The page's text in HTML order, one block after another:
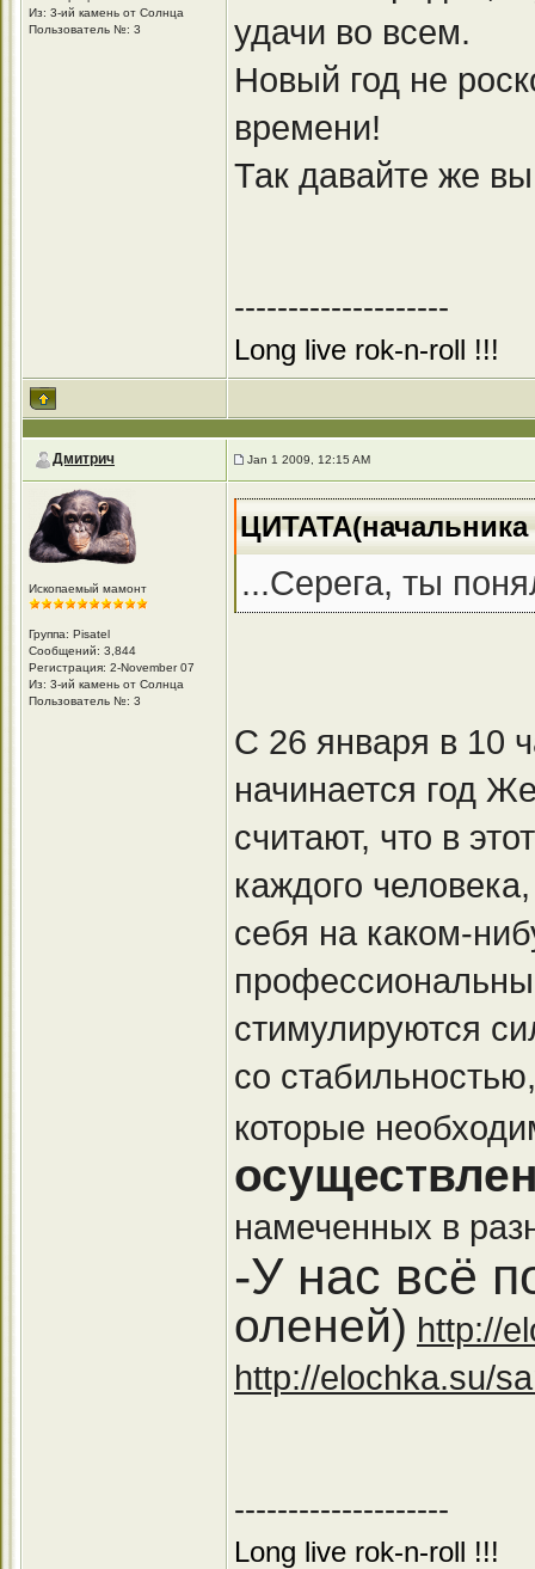
Из: 3-ий камень от Солнца
Пользователь №: 3
удачи во всем.
Новый год не
времени!
Так давайте же
--------------------
Long live rok-n-roll !!!
Дмитрич Jan 1 2009, 12:15 AM
Ископаемый мамонт
Группа: Pisatel
Сообщений: 3,844
Регистрация: 2-November 07
Из: 3-ий камень от Солнца
Пользователь №: 3
ЦИТАТА(начальника
...Серега, ты
С 26 января в 10
начинается год
считают, что в
каждого
себя на каком-
стимулируются
со
которые
намеченных в
-У нас всё
оленей) http://
http://elochka.su/
--------------------
Long live rok-n-roll !!!